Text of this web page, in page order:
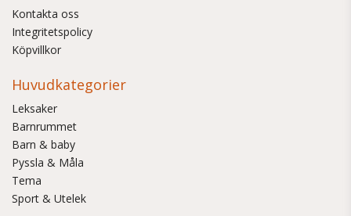
Kontakta oss
Integritetspolicy
Köpvillkor
Huvudkategorier
Leksaker
Barnrummet
Barn & baby
Pyssla & Måla
Tema
Sport & Utelek